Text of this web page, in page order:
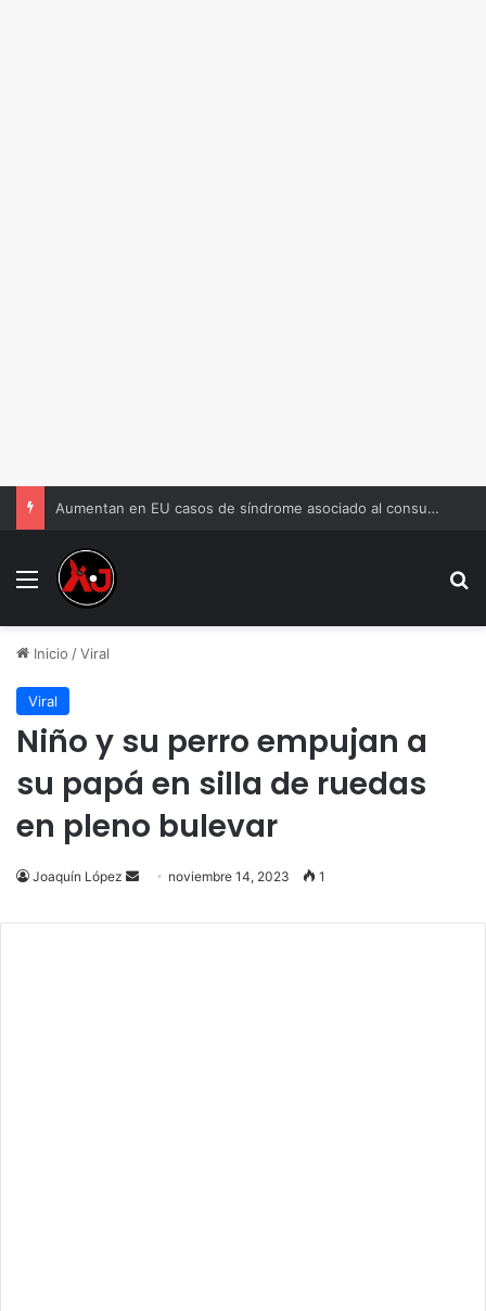
Aumentan en EU casos de síndrome asociado al consumo frecuente de marihuana
Menu
Inicio /Viral
Viral
Niño y su perro empujan a
su papá en silla de ruedas
en pleno bulevar
Joaquín López
Send
email
noviembre 14, 2023 1